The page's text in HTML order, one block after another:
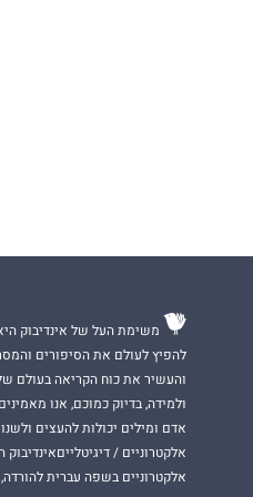
משימת העל של אינדיבוק
להפיץ לעולם את הסיפורים
והעשיר את כוח הקריאה בעולם
ולמידה, בדיוק כמוכם, אנו
אדם ומילים יכולות להעצים
אלקטרוניים /
אלקטרוניים בשפה עברית